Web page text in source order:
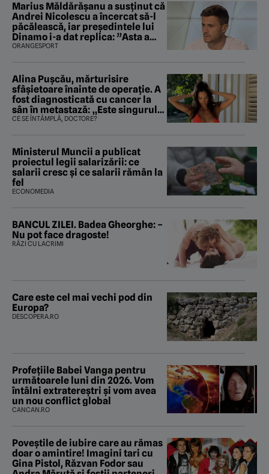
Marius Măldărăşanu a susţinut că
Andrei Nicolescu a încercat să-l
păcălească, iar preşedintele lui
Dinamo i-a dat replica: ”Asta a
fost istoria”
ORANGESPORT
Alina Pușcău, mărturisire
sfâșietoare înainte de operație. A
fost diagnosticată cu cancer la
sân în metastază: „Este singurul
tratament care o să mă ajute să
CE SE ÎNTÂMPLĂ, DOCTORE?
Ministerul Muncii a publicat
proiectul legii salarizării: ce
salarii cresc și ce salarii rămân la
fel
ECONOMEDIA
BANCUL ZILEI. Badea Gheorghe: –
Nu pot face dragoste!
RÂZI CU LACRIMI
Care este cel mai vechi pod din
Europa?
DESCOPERA.RO
Profețiile Babei Vanga pentru
următoarele luni din 2026. Vom
întâlni extratereștri și vom avea
un nou conflict global
CANCAN.RO
Poveştile de iubire care au rămas
doar o amintire! Imagini tari cu
Gina Pistol, Răzvan Fodor sau